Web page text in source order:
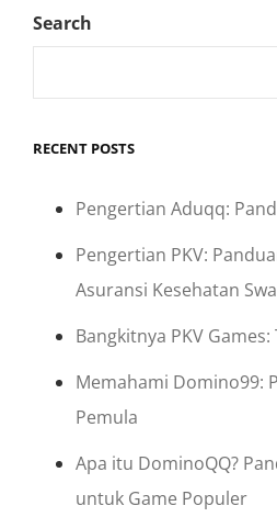
Search
RECENT POSTS
Pengertian Aduqq:
Pengertian PKV:
Asuransi Kesehatan
Bangkitnya PKV
Memahami Domino99:
Pemula
Apa itu DominoQQ?
untuk Game Populer